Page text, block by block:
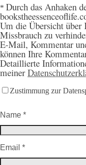
* Durch das Anhaken
Um die Übersicht über
Missbrauch zu
E-Mail, Kommentar
können Ihre
Detaillierte
meiner
Zustimmung zur
Name *
Email *